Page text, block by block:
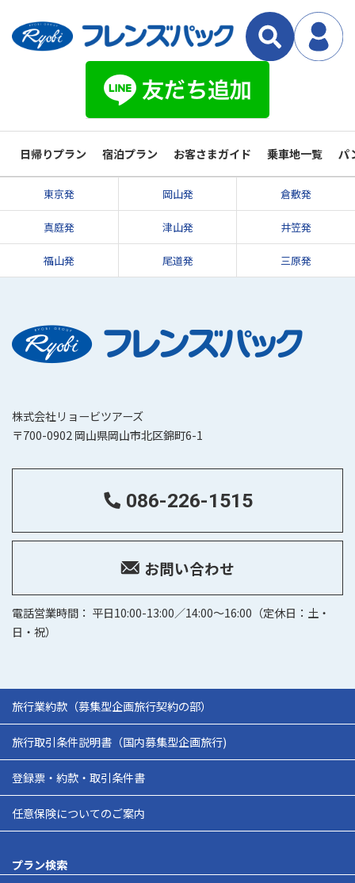
日帰りプラン 宿泊プラン お客さまガイド 乗車地一覧 パ
東京発 岡山発 倉敷発
真庭発 津山発 井笠発
福山発 尾道発 三原発
株式会社リョービツアーズ
〒700-0902 岡山県岡山市北区錦町6-1
086-226-1515
お問い合わせ
電話営業時間： 平日10:00-13:00／14:00～16:00（定休日：土・
日・祝）
旅行業約款（募集型企画旅行契約の部）
旅行取引条件説明書（国内募集型企画旅行)
登録票・約款・取引条件書
任意保険についてのご案内
プラン検索